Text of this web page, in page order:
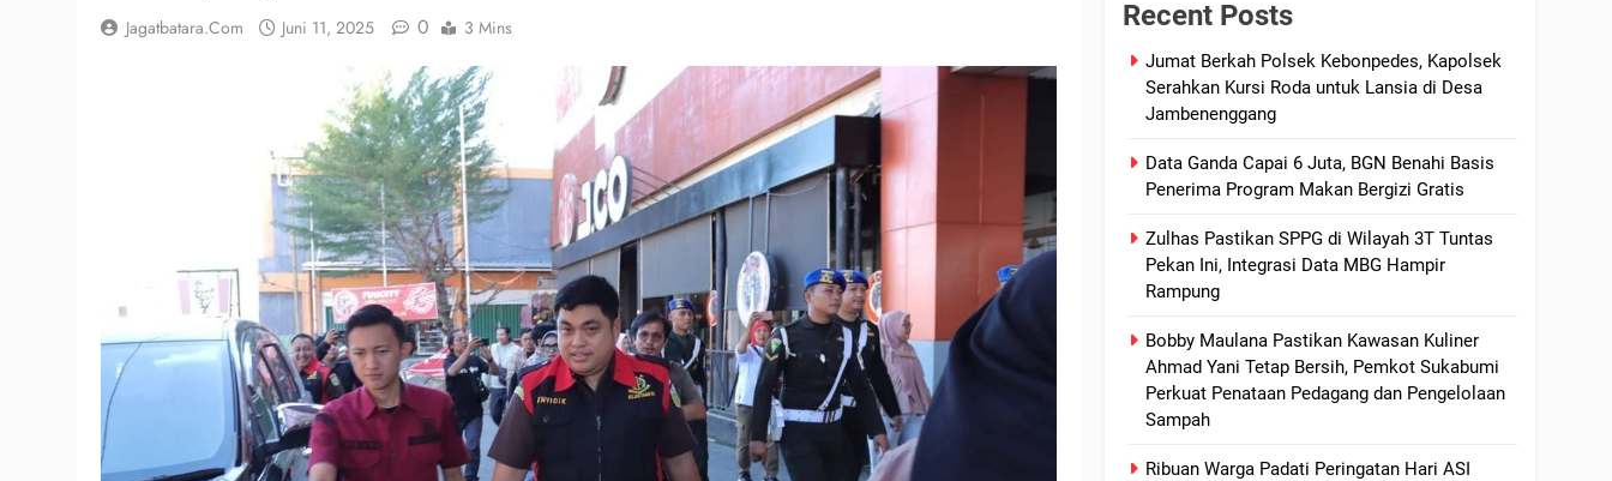
Jagatbatara.com Juni 11, 2025 0 3 Mins Recent Posts
Jumat Berkah Polsek Kebonpedes, Kapolsek
Serahkan Kursi Roda untuk Lansia di Desa
Jambenenggang
Data Ganda Capai 6 Juta, BGN Benahi Basis
Penerima Program Makan Bergizi Gratis
Zulhas Pastikan SPPG di Wilayah 3T Tuntas
Pekan Ini, Integrasi Data MBG Hampir
Rampung
Bobby Maulana Pastikan Kawasan Kuliner
Ahmad Yani Tetap Bersih, Pemkot Sukabumi
Perkuat Penataan Pedagang dan Pengelolaan
Sampah
Ribuan Warga Padati Peringatan Hari ASI